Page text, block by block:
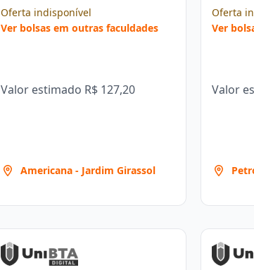
Oferta indisponível
Ver bolsas em outras faculdades
Valor estimado R$ 127,20
Americana - Jardim Girassol
Oferta
Ver
Valor